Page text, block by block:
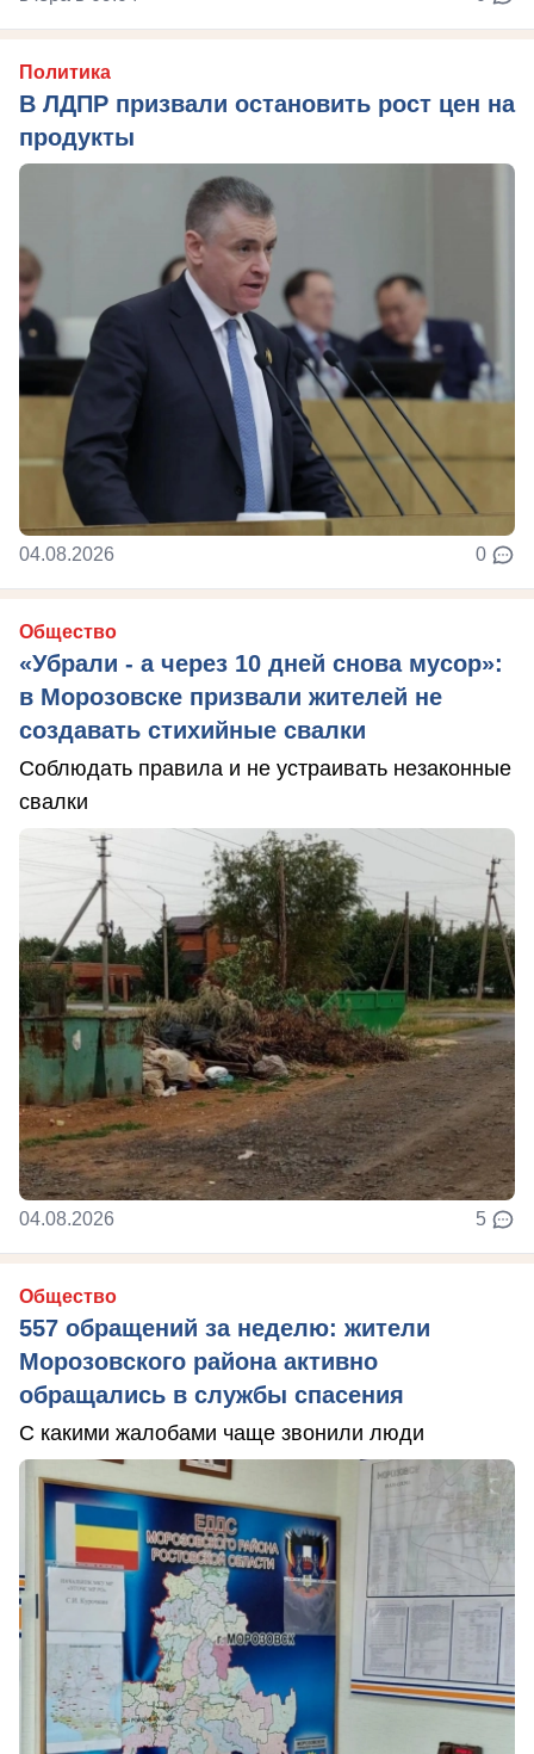
Политика
В ЛДПР призвали остановить рост цен на
продукты
04.08.2026 0
Общество
«Убрали - а через 10 дней снова мусор»:
в Морозовске призвали жителей не
создавать стихийные свалки
Соблюдать правила и не устраивать незаконные
свалки
04.08.2026 5
Общество
557 обращений за неделю: жители
Морозовского района активно
обращались в службы спасения
С какими жалобами чаще звонили люди